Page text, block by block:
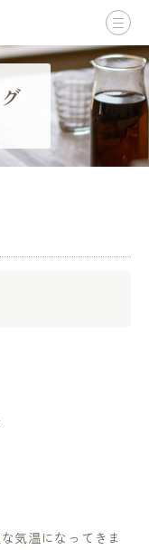
気温になってきま